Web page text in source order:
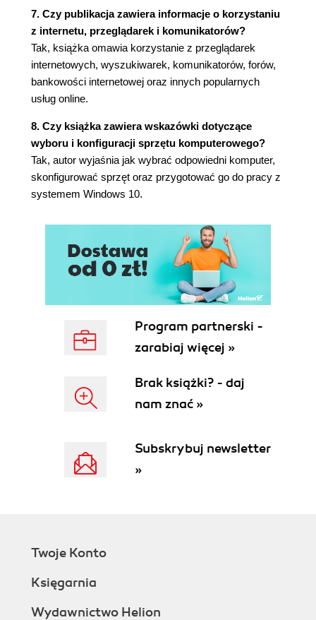
Nagrywanie płyt optycznych (112)
Nagrywanie z użyciem Eksploratora plików
(112)
Kasowanie zawartości płyty wielokrotnego
zapisu (114)
Nagrywanie płyt za pomocą programu Nero
Formatowanie dysków (tylko dla ostrożnych!)
7. Gry, nauka i muzyka (123)
Skąd się biorą gry? (124)
komputerze? (124)
Gry w dystrybucji cyfrowej (125)
Gdzie te gry z dawnych lat... (127)
Komputer pomaga w nauce (128)
Komputer i muzyka (130)
Program iTunes (132)
8. Wirusy komputerowe (137)
Wirusy w Internecie (138)
Środki zapobiegawcze (139)
Darmowe programy antywirusowe (142)
9. Konfiguracja systemu Windows 10 (145)
Hasło systemu Windows (150)
Pasek zadań (154)
7. Czy publikacja zawiera informacje o korzystaniu
z internetu, przeglądarek i komunikatorów?
Tak, książka omawia korzystanie z przeglądarek
internetowych, wyszukiwarek, komunikatorów, forów,
bankowości internetowej oraz innych popularnych
usług online.
8. Czy książka zawiera wskazówki dotyczące
wyboru i konfiguracji sprzętu komputerowego?
Tak, autor wyjaśnia jak wybrać odpowiedni komputer,
skonfigurować sprzęt oraz przygotować go do pracy z
systemem Windows 10.
Program partnerski -
zarabiaj więcej »
Brak książki? - daj
nam znać »
Subskrybuj newsletter
»
Twoje Konto
Księgarnia
Wydawnictwo Helion